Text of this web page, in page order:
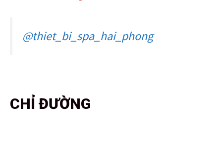
@thiet_bi_spa_hai_phong
CHỈ ĐƯỜNG